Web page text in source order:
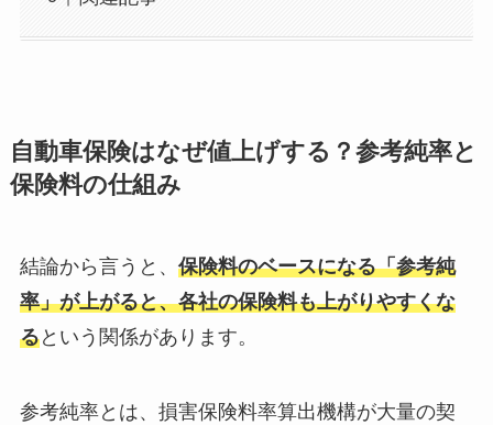
自動車保険はなぜ値上げする？参考純率と
保険料の仕組み
結論から言うと、 保険料のベースになる「参考純
率」が上がると、各社の保険料も上がりやすくな
るという関係があります。
参考純率とは、損害保険料率算出機構が大量の契